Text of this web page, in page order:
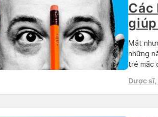
Các
nhà
Mắt
những
trẻ mắc
năng
Dược sĩ,